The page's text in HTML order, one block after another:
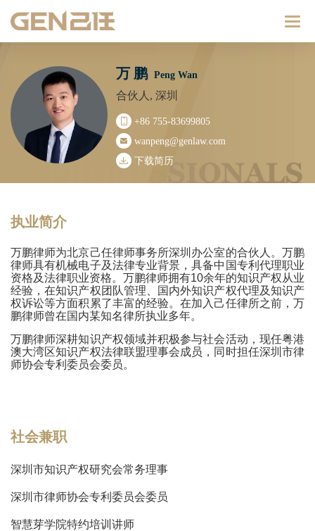
万 鹏 Peng Wan
合伙人, 深圳
+86 755-83699805
wanpeng@genlaw.com
下载简历
执业简介
万鹏律师为北京己任律师事务所深圳办公室的合伙人。万鹏
律师具有机械电子及法律专业背景，具备中国专利代理职业
资格及法律职业资格。万鹏律师拥有10余年的知识产权从业
经验，在知识产权团队管理、国内外知识产权代理及知识产
权诉讼等方面积累了丰富的经验。在加入己任律所之前，万
鹏律师曾在国内某知名律所执业多年。
万鹏律师深耕知识产权领域并积极参与社会活动，现任粤港
澳大湾区知识产权法律联盟理事会成员，同时担任深圳市律
师协会专利委员会委员。
社会兼职
深圳市知识产权研究会常务理事
深圳市律师协会专利委员会委员
智慧芽学院特约培训讲师